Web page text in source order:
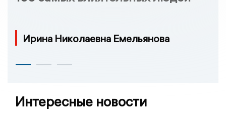
Ирина Николаевна Емельянова
Интересные новости